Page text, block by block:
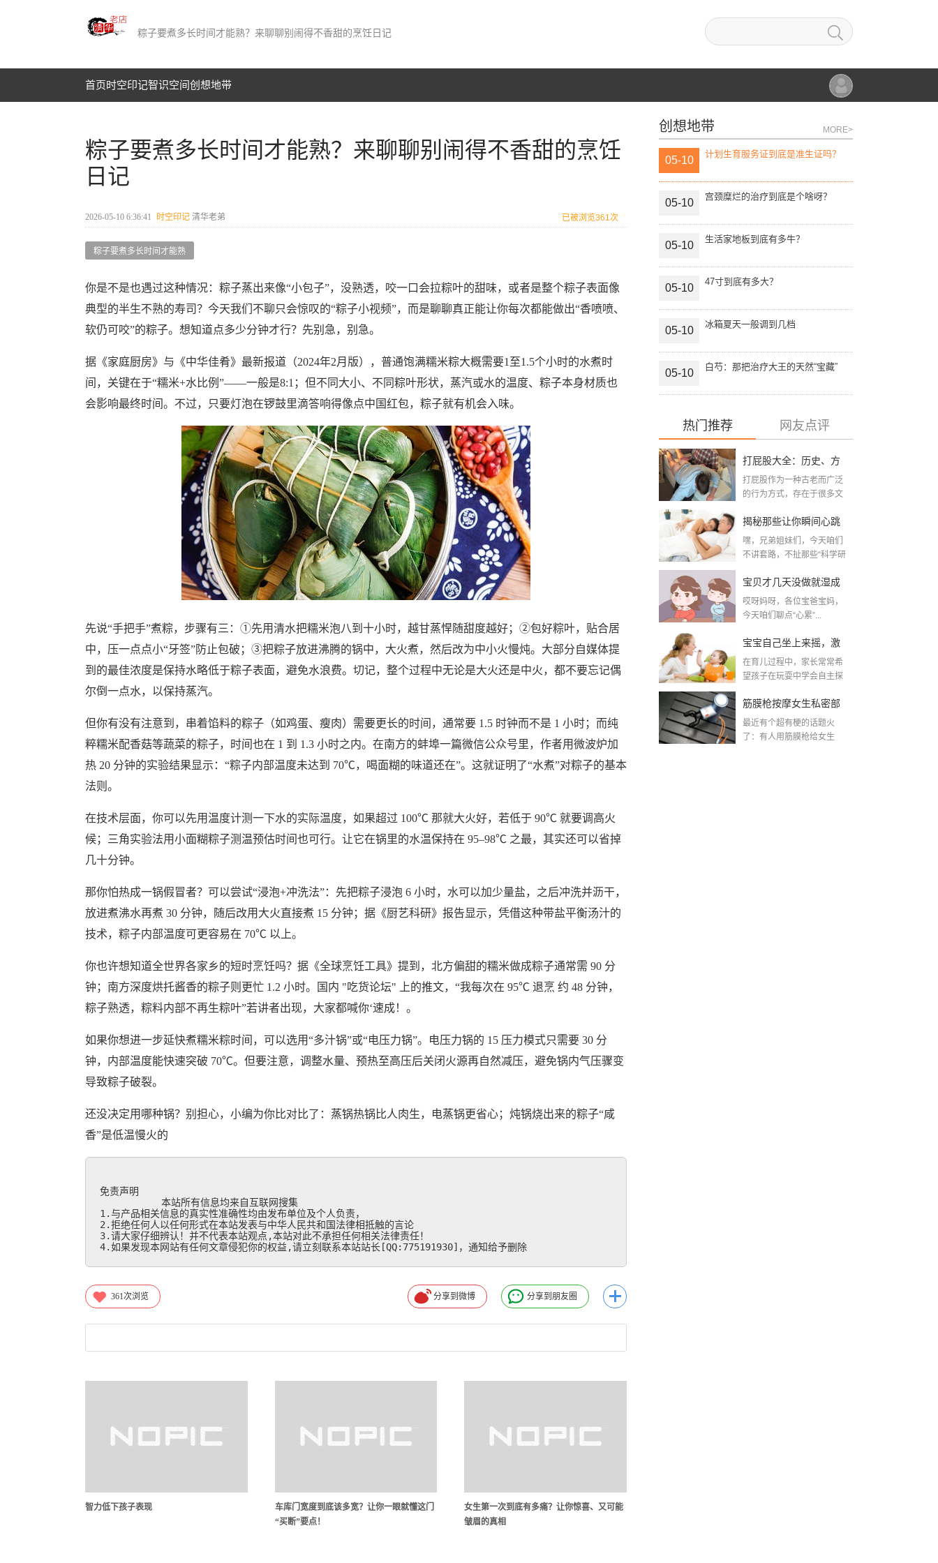
粽子要煮多长时间才能熟？来聊聊别闹得不香甜的烹饪日记
首页时空印记​智识空间​创想地带
粽子要煮多长时间才能熟？来聊聊别闹得不香甜的烹饪
日记
2026-05-10 6:36:41 时空印记​ 清华老弟 已被浏览361次
粽子要煮多长时间才能熟
你是不是也遇过这种情况：粽子蒸出来像“小包子”，没熟透，咬一口会拉粽叶的甜味，或者是整个粽子表面像
典型的半生不熟的寿司？今天我们不聊只会惊叹的“粽子小视频”，而是聊聊真正能让你每次都能做出“香喷喷、
软仍可咬”的粽子。想知道点多少分钟才行？先别急，别急。
据《家庭厨房》与《中华佳肴》最新报道（2024年2月版），普通饱满糯米粽大概需要1至1.5个小时的水煮时
间，关键在于“糯米+水比例”——一般是8:1；但不同大小、不同粽叶形状，蒸汽或水的温度、粽子本身材质也
会影响最终时间。不过，只要灯泡在锣鼓里滴答响得像点中国红包，粽子就有机会入味。
先说“手把手”煮粽，步骤有三：①先用清水把糯米泡八到十小时，越甘蒸悍随甜度越好；②包好粽叶，贴合居
中，压一点点小“牙签”防止包破；③把粽子放进沸腾的锅中，大火煮，然后改为中小火慢炖。大部分自媒体提
到的最佳浓度是保持水略低于粽子表面，避免水浪费。切记，整个过程中无论是大火还是中火，都不要忘记偶
尔倒一点水，以保持蒸汽。
但你有没有注意到，串着馅料的粽子（如鸡蛋、瘦肉）需要更长的时间，通常要 1.5 时钟而不是 1 小时；而纯
粹糯米配香菇等蔬菜的粽子，时间也在 1 到 1.3 小时之内。在南方的蚌埠一篇微信公众号里，作者用微波炉加
热 20 分钟的实验结果显示：“粽子内部温度未达到 70℃，喝面糊的味道还在”。这就证明了“水煮”对粽子的基本
法则。
在技术层面，你可以先用温度计测一下水的实际温度，如果超过 100℃ 那就大火好，若低于 90℃ 就要调高火
候；三角实验法用小面糊粽子测温预估时间也可行。让它在锅里的水温保持在 95–98℃ 之最，其实还可以省掉
几十分钟。
那你怕热成一锅假冒者？可以尝试“浸泡+冲洗法”：先把粽子浸泡 6 小时，水可以加少量盐，之后冲洗并沥干，
放进煮沸水再煮 30 分钟，随后改用大火直接煮 15 分钟；据《厨艺科研》报告显示，凭借这种带盐平衡汤汁的
技术，粽子内部温度可更容易在 70℃ 以上。
你也许想知道全世界各家乡的短时烹饪吗？据《全球烹饪工具》提到，北方偏甜的糯米做成粽子通常需 90 分
钟；南方深度烘托酱香的粽子则更忙 1.2 小时。国内 "吃货论坛" 上的推文，“我每次在 95℃ 退烹 约 48 分钟，
粽子熟透，粽料内部不再生粽叶”若讲者出现，大家都喊你‘速成！。
如果你想进一步延快煮糯米粽时间，可以选用“多汁锅”或“电压力锅”。电压力锅的 15 压力模式只需要 30 分
钟，内部温度能快速突破 70℃。但要注意，调整水量、预热至高压后关闭火源再自然减压，避免锅内气压骤变
导致粽子破裂。
还没决定用哪种锅？别担心，小编为你比对比了：蒸锅热锅比人肉生，电蒸锅更省心；炖锅烧出来的粽子“咸
香”是低温慢火的
免责声明
本站所有信息均来自互联网搜集
1.与产品相关信息的真实性准确性均由发布单位及个人负责，
2.拒绝任何人以任何形式在本站发表与中华人民共和国法律相抵触的言论
3.请大家仔细辨认！并不代表本站观点,本站对此不承担任何相关法律责任！
4.如果发现本网站有任何文章侵犯你的权益,请立刻联系本站站长[QQ:775191930]，通知给予删除
361次浏览 分享到微博 分享到朋友圈
智力低下孩子表现
车库门宽度到底该多宽？让你一眼就懂这门
“买断”要点！
女生第一次到底有多痛？让你惊喜、又可能
皱眉的真相
创想地带 MORE>
05-10
计划生育服务证到底是准生证吗？
05-10
宫颈糜烂的治疗到底是个啥呀？
05-10
生活家地板到底有多牛？
05-10
47寸到底有多大？
05-10
冰箱夏天一般调到几档
05-10
白芍：那把治疗大王的天然“宝藏”
热门推荐 网友点评
打屁股大全：历史、方
法与注意事项全解析
打屁股作为一种古老而广泛
的行为方式，存在于很多文
揭秘那些让你瞬间心跳
加速的夫妻性生活姿
切吗？
嘿，兄弟姐妹们，今天咱们
不讲套路，不扯那些“科学研
宝贝才几天没做就湿成
这个样，是不是出轨
哎呀妈呀，各位宝爸宝妈，
今天咱们聊点“心累”...
宝宝自己坐上来摇，激
发孩子自主探索的乐趣
在育儿过程中，家长常常希
望孩子在玩耍中学会自主探
筋膜枪按摩女生私密部
位？这波操作太有创意
最近有个超有梗的话题火
了：有人用筋膜枪给女生